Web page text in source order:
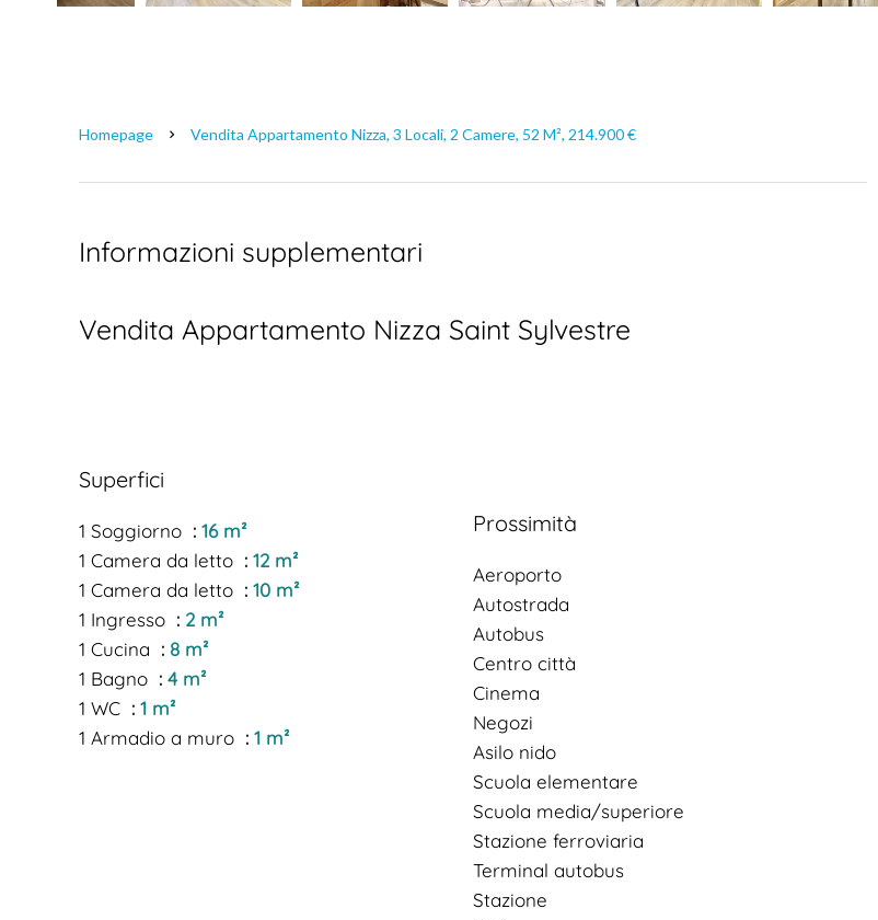
Homepage Vendita Appartamento Nizza, 3 Locali, 2 Camere, 52 M², 214.900 €
Informazioni supplementari
Vendita Appartamento Nizza Saint Sylvestre
Superfici
1 Soggiorno
16 m²
1 Camera da letto
12 m²
1 Camera da letto
10 m²
1 Ingresso
2 m²
1 Cucina
8 m²
1 Bagno
4 m²
1 WC
1 m²
1 Armadio a muro
1 m²
Prossimità
Aeroporto
Autostrada
Autobus
Centro città
Cinema
Negozi
Asilo nido
Scuola elementare
Scuola media/superiore
Stazione ferroviaria
Terminal autobus
Stazione